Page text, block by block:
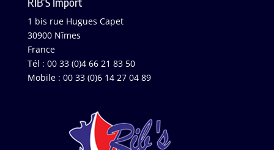
1 bis rue Hugues Capet
30900 Nîmes
France
Tél : 00 33 (0)4 66 21 83 50
Mobile : 00 33 (0)6 14 27 04 89